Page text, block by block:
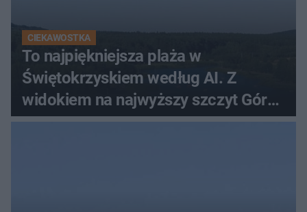
CIEKAWOSTKA
To najpiękniejsza plaża w
Świętokrzyskiem według AI. Z
widokiem na najwyższy szczyt Gór
Świętokrzyskich